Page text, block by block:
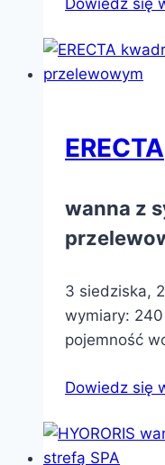
Dowiedz się
ERECTA
wanna z
3 siedziska,
wymiary:
pojemność
Dowiedz się